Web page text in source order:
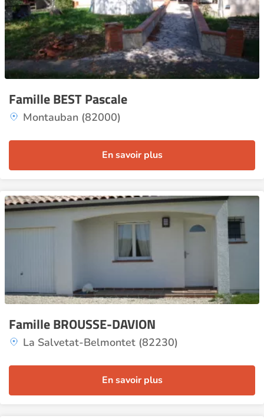
Famille BEST Pascale
Montauban (82000)
En savoir plus
Famille BROUSSE-DAVION
La Salvetat-Belmontet (82230)
En savoir plus